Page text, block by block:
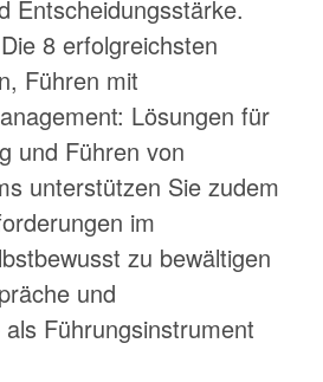
Entscheidungsstärke.
Die 8 erfolgreichsten
, Führen mit
Lösungen für
und Führen von
unterstützen Sie zudem
im
zu bewältigen
und
Führungsinstrument